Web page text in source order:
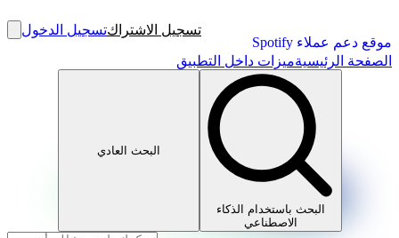
موقع دعم عملاء Spotify
تسجيل الاشتراكتسجيل الدخول
الصفحة الرئيسيةميزات داخل التطبيق
البحث باستخدام الذكاء
الاصطناعي
البحث العادي